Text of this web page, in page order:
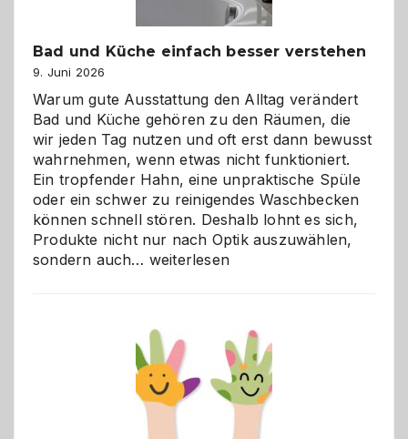
Bad und Küche einfach besser verstehen
9. Juni 2026
Warum gute Ausstattung den Alltag verändert
Bad und Küche gehören zu den Räumen, die
wir jeden Tag nutzen und oft erst dann bewusst
wahrnehmen, wenn etwas nicht funktioniert.
Ein tropfender Hahn, eine unpraktische Spüle
oder ein schwer zu reinigendes Waschbecken
können schnell stören. Deshalb lohnt es sich,
Produkte nicht nur nach Optik auszuwählen,
sondern auch… Bad
besser
verstehen
weiterlesen